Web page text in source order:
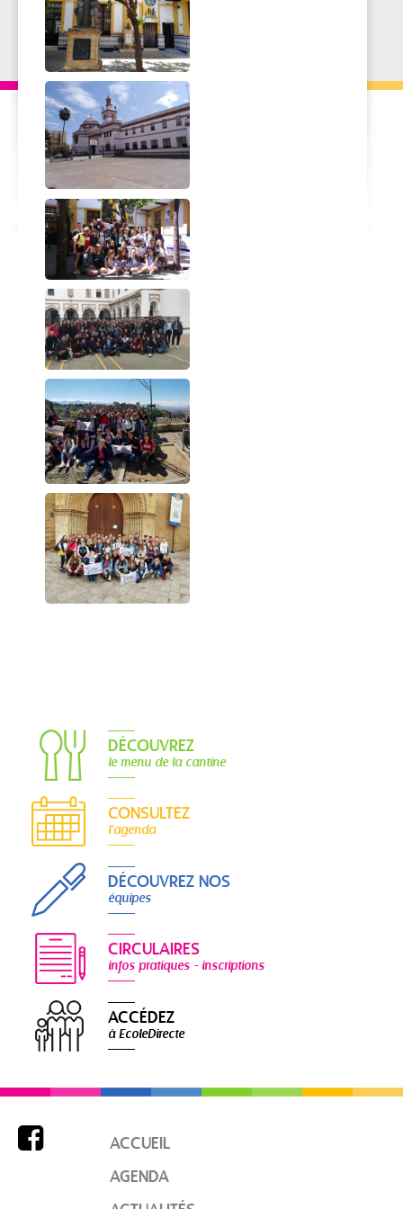
DÉCOUVREZ
le menu de la cantine
CONSULTEZ
l'agenda
DÉCOUVREZ NOS
équipes
CIRCULAIRES
infos pratiques - inscriptions
ACCÉDEZ
à EcoleDirecte

ACCUEIL
AGENDA